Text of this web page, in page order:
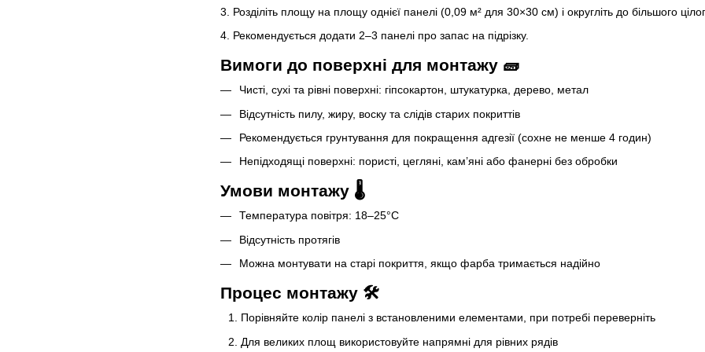
3. Розділіть площу на площу однієї панелі (0,09 м² для 30×30 см) і округліть до більшого
4. Рекомендується додати 2–3 панелі про запас на підрізку.
Вимоги до поверхні для монтажу 🧱
Чисті, сухі та рівні поверхні: гіпсокартон, штукатурка, дерево, метал
Відсутність пилу, жиру, воску та слідів старих покриттів
Рекомендується грунтування для покращення адгезії (сохне не менше 4 годин)
Непідходящі поверхні: пористі, цегляні, кам’яні або фанерні без обробки
Умови монтажу 🌡
Температура повітря: 18–25°С
Відсутність протягів
Можна монтувати на старі покриття, якщо фарба тримається надійно
Процес монтажу 🛠
Порівняйте колір панелі з встановленими елементами, при потребі переверніть
Для великих площ використовуйте напрямні для рівних рядів